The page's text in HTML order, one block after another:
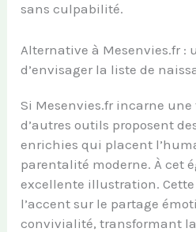
sans culpabilité.
Alternative à Mesenvies.fr :
d’envisager la liste de
Si Mesenvies.fr incarne
d’autres outils proposent
enrichies qui placent
parentalité moderne. À cet
excellente illustration.
l’accent sur le partage
convivialité, transformant